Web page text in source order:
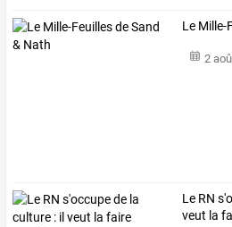
Le Mille-
2
Le RN
veut la